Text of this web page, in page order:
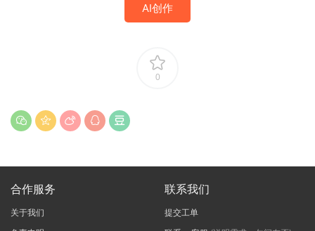
AI创作
0
合作服务
关于我们
联系我们
提交工单